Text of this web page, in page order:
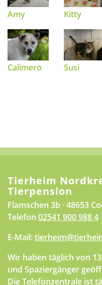
Amy Kitty
Calimero Susi
Tierheim
Tierpension
Flamschen 3b · 48653
Telefon 02541 900 988 4
E-Mail:
Wir haben täglich von
und Spaziergänger
Die Telefonzentrale ist